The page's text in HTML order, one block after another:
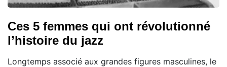
Ces 5 femmes qui ont révolutionné
l’histoire du jazz
Longtemps associé aux grandes figures masculines, le